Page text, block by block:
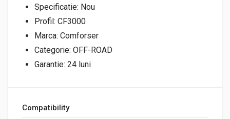
Specificatie: Nou
Profil: CF3000
Marca: Comforser
Categorie: OFF-ROAD
Garantie: 24 luni
Compatibility